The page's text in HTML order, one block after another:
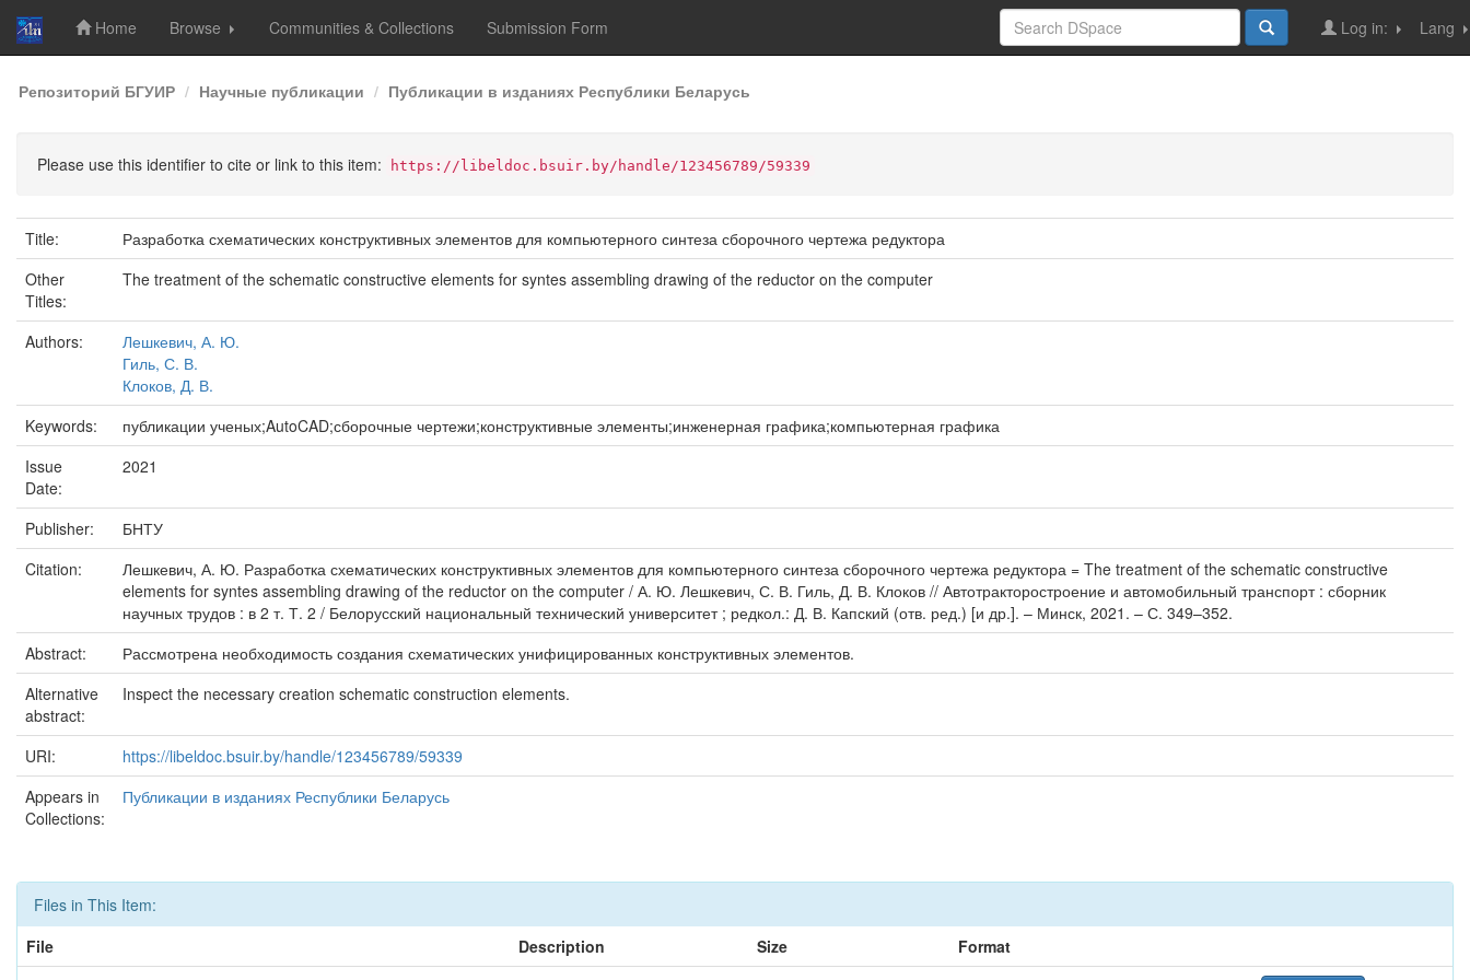
Skip
navigation
Home Browse Communities & Collections Submission Form Lang
Log in:
Репозиторий БГУИР Научные публикации Публикации в изданиях Республики Беларусь
Please use this identifier to cite or link to this item: https://libeldoc.bsuir.by/handle/123456789/59339
Title:
Разработка схематических конструктивных элементов для компьютерного синтеза сборочного чертежа редуктора
Other
Titles:
The treatment of the schematic constructive elements for syntes assembling drawing of the reductor on the computer
Authors:
Лешкевич, А. Ю.
Гиль, С. В.
Клоков, Д. В.
Keywords:
публикации ученых;AutoCAD;сборочные чертежи;конструктивные элементы;инженерная графика;компьютерная графика
Issue
Date:
2021
Publisher:
БНТУ
Citation:
Лешкевич, А. Ю. Разработка схематических конструктивных элементов для компьютерного синтеза сборочного чертежа редуктора = The treatment of the schematic constructive
elements for syntes assembling drawing of the reductor on the computer / А. Ю. Лешкевич, С. В. Гиль, Д. В. Клоков // Автотракторостроение и автомобильный транспорт : сборник
научных трудов : в 2 т. Т. 2 / Белорусский национальный технический университет ; редкол.: Д. В. Капский (отв. ред.) [и др.]. – Минск, 2021. – С. 349–352.
Abstract:
Рассмотрена необходимость создания схематических унифицированных конструктивных элементов.
Alternative
abstract:
Inspect the necessary creation schematic construction elements.
URI:
https://libeldoc.bsuir.by/handle/123456789/59339
Appears in
Collections:
Публикации в изданиях Республики Беларусь
Files in This Item:
File
Description Size
Format